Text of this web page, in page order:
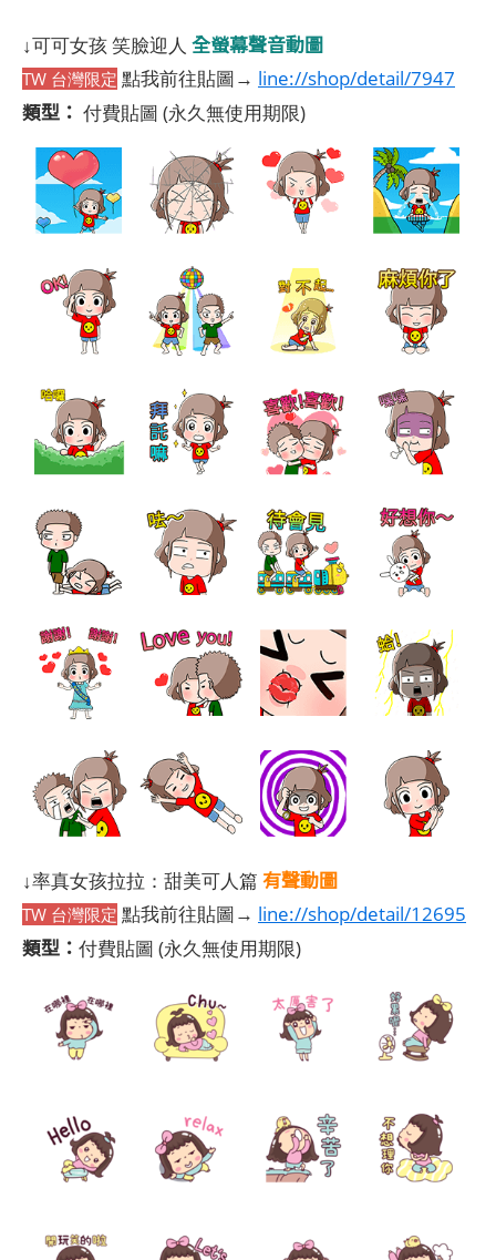
↓可可女孩 笑臉迎人 全螢幕聲音動圖
TW 台灣限定 點我前往貼圖→ line://shop/detail/7947
類型： 付費貼圖 (永久無使用期限)
↓率真女孩拉拉：甜美可人篇 有聲動圖
TW 台灣限定 點我前往貼圖→ line://shop/detail/12695
類型： 付費貼圖 (永久無使用期限)